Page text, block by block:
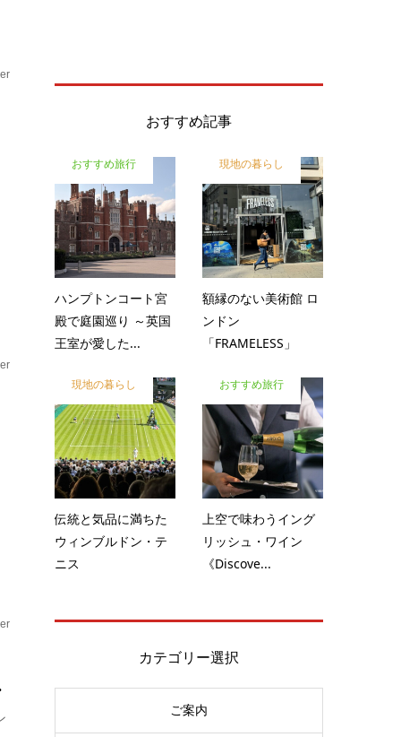
おすすめ記事
おすすめ旅行
ハンプトンコート宮
殿で庭園巡り ～英国
王室が愛した...
現地の暮らし
額縁のない美術館 ロ
ンドン
「FRAMELESS」
現地の暮らし
伝統と気品に満ちた
ウィンブルドン・テ
ニス
おすすめ旅行
上空で味わうイング
リッシュ・ワイン
《Discove...
カテゴリー選択
ご案内